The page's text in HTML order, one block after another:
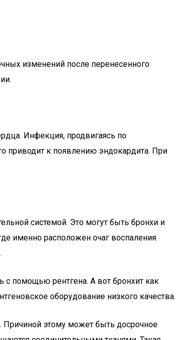
изменений после перенесенного
Инфекция, продвигаясь по
приводит к появлению эндокардита. При
системой. Это могут быть бронхи и
именно расположен очаг воспаления.
с помощью рентгена. А вот бронхит как
оборудование низкого качества.
Причиной этому может быть досрочное